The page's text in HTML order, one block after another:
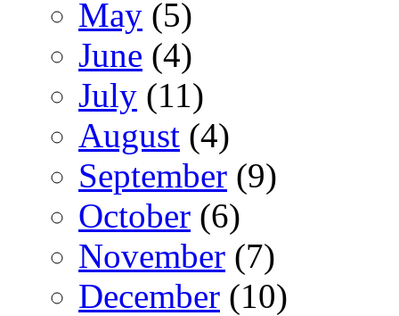
May (5)
June (4)
July (11)
August (4)
September (9)
October (6)
November (7)
December (10)